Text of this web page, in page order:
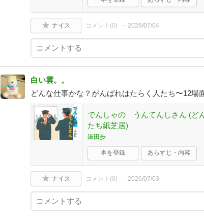
ナイス コメント(0) 2026/07/04
白い雲。。
どんな仕事かな？がんばれはたらく人たち〜12場
でんしゃの うんてんしさん (ど
たち紙芝居)
鎌田歩
本を登録 あらすじ・内容
ナイス コメント(0) 2026/07/03